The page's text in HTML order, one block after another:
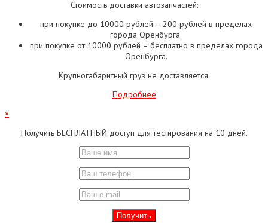
Стоимость доставки автозапчастей:
при покупке до 10000 рублей – 200 рублей в пределах
города Оренбурга.
при покупке от 10000 рублей – бесплатно в пределах города
Оренбурга.
Крупногабаритный груз не доставляется.
Подробнее
×
Получить БЕСПЛАТНЫЙ доступ для тестирования на 10 дней.